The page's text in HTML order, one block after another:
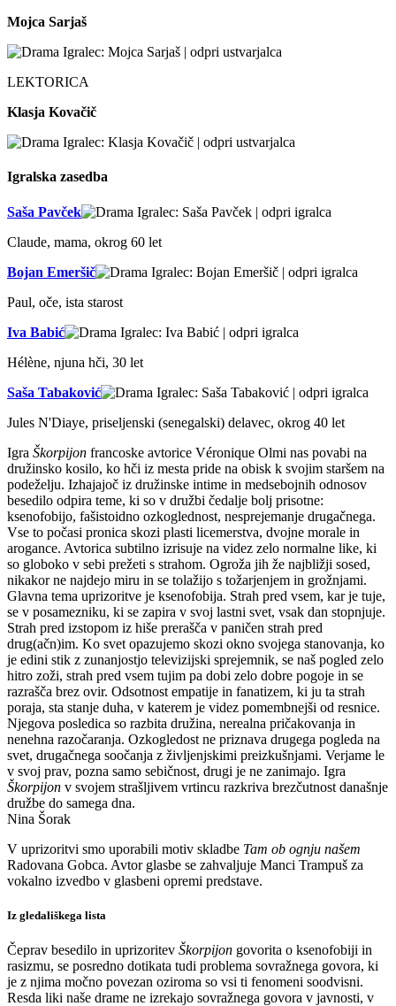
Mojca Sarjaš
LEKTORICA
Klasja Kovačič
Igralska zasedba
Saša Pavček
Claude, mama, okrog 60 let
Bojan Emeršič
Paul, oče, ista starost
Iva Babić
Hélène, njuna hči, 30 let
Saša Tabaković
Jules N'Diaye, priseljenski (senegalski) delavec, okrog 40 let
Igra Škorpijon francoske avtorice Véronique Olmi nas povabi na
družinsko kosilo, ko hči iz mesta pride na obisk k svojim staršem na
podeželju. Izhajajoč iz družinske intime in medsebojnih odnosov
besedilo odpira teme, ki so v družbi čedalje bolj prisotne:
ksenofobijo, fašistoidno ozkoglednost, nesprejemanje drugačnega.
Vse to počasi pronica skozi plasti licemerstva, dvojne morale in
arogance. Avtorica subtilno izrisuje na videz zelo normalne like, ki
so globoko v sebi prežeti s strahom. Ogroža jih že najbližji sosed,
nikakor ne najdejo miru in se tolažijo s tožarjenjem in grožnjami.
Glavna tema uprizoritve je ksenofobija. Strah pred vsem, kar je tuje,
se v posamezniku, ki se zapira v svoj lastni svet, vsak dan stopnjuje.
Strah pred izstopom iz hiše prerašča v paničen strah pred
drug(ačn)im. Ko svet opazujemo skozi okno svojega stanovanja, ko
je edini stik z zunanjostjo televizijski sprejemnik, se naš pogled zelo
hitro zoži, strah pred vsem tujim pa dobi zelo dobre pogoje in se
razrašča brez ovir. Odsotnost empatije in fanatizem, ki ju ta strah
poraja, sta stanje duha, v katerem je videz pomembnejši od resnice.
Njegova posledica so razbita družina, nerealna pričakovanja in
nenehna razočaranja. Ozkogledost ne priznava drugega pogleda na
svet, drugačnega soočanja z življenjskimi preizkušnjami. Verjame le
v svoj prav, pozna samo sebičnost, drugi je ne zanimajo. Igra
Škorpijon v svojem strašljivem vrtincu razkriva brezčutnost današnje
družbe do samega dna.
Nina Šorak
V uprizoritvi smo uporabili motiv skladbe Tam ob ognju našem
Radovana Gobca. Avtor glasbe se zahvaljuje Manci Trampuš za
vokalno izvedbo v glasbeni opremi predstave.
Iz gledališkega lista
Čeprav besedilo in uprizoritev Škorpijon govorita o ksenofobiji in
rasizmu, se posredno dotikata tudi problema sovražnega govora, ki
je z njima močno povezan oziroma so vsi ti fenomeni soodvisni.
Resda liki naše drame ne izrekajo sovražnega govora v javnosti, v